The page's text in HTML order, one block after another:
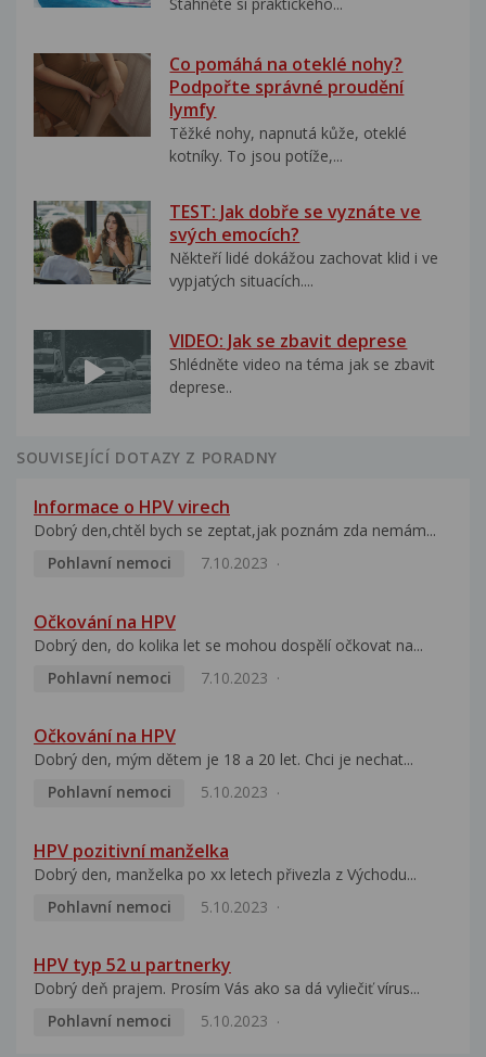
Co pomáhá na oteklé nohy?
Podpořte správné proudění
lymfy
Těžké nohy, napnutá kůže, oteklé
kotníky. To jsou potíže,...
TEST: Jak dobře se vyznáte ve
svých emocích?
Někteří lidé dokážou zachovat klid i ve
vypjatých situacích....
VIDEO: Jak se zbavit deprese
Shlédněte video na téma jak se zbavit
deprese..
SOUVISEJÍCÍ DOTAZY Z PORADNY
Informace o HPV virech
Dobrý den,chtěl bych se zeptat,jak poznám zda nemám...
Pohlavní nemoci
7.10.2023
Očkování na HPV
Dobrý den, do kolika let se mohou dospělí očkovat na...
Pohlavní nemoci
7.10.2023
Očkování na HPV
Dobrý den, mým dětem je 18 a 20 let. Chci je nechat...
Pohlavní nemoci
5.10.2023
HPV pozitivní manželka
Dobrý den, manželka po xx letech přivezla z Východu...
Pohlavní nemoci
5.10.2023
HPV typ 52 u partnerky
Dobrý deň prajem. Prosím Vás ako sa dá vyliečiť vírus...
Pohlavní nemoci
5.10.2023